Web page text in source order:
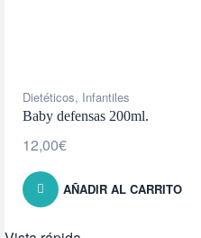
Dietéticos, Infantiles
Baby defensas 200ml.
12,00€
AÑADIR AL CARRITO